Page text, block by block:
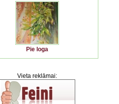
Pie loga
Vieta reklāmai: